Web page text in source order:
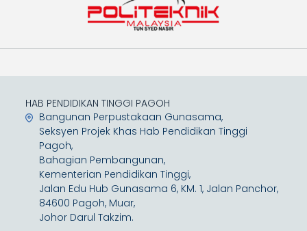
HAB PENDIDIKAN TINGGI PAGOH
Bangunan Perpustakaan Gunasama,
Seksyen Projek Khas Hab Pendidikan Tinggi
Pagoh,
Bahagian Pembangunan,
Kementerian Pendidikan Tinggi,
Jalan Edu Hub Gunasama 6, KM. 1, Jalan Panchor,
84600 Pagoh, Muar,
Johor Darul Takzim.